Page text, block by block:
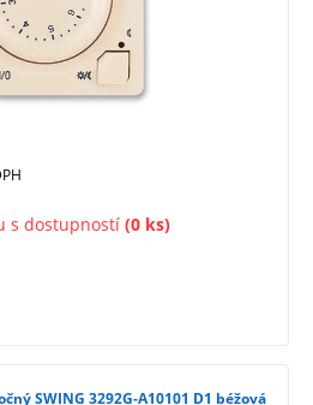
s dostupností (0 ks)
SWING 3292G-A10101 D1 béžová